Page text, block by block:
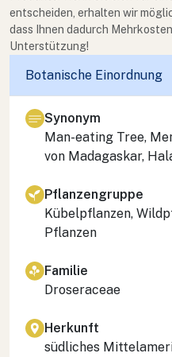
entscheiden, erhalten wir
dass Ihnen dadurch
Unterstützung!
Botanische Einordnung
Synonym
Man-eating Tree,
von Madagaskar,
Pflanzengruppe
Kübelpflanzen,
Pflanzen
Familie
Droseraceae
Herkunft
südliches